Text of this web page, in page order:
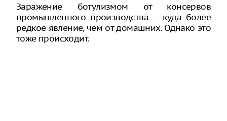
Заражение ботулизмом от консервов
промышленного производства – куда более
редкое явление, чем от домашних. Однако это
тоже происходит.